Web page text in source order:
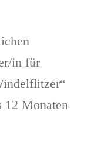
in für
Monaten